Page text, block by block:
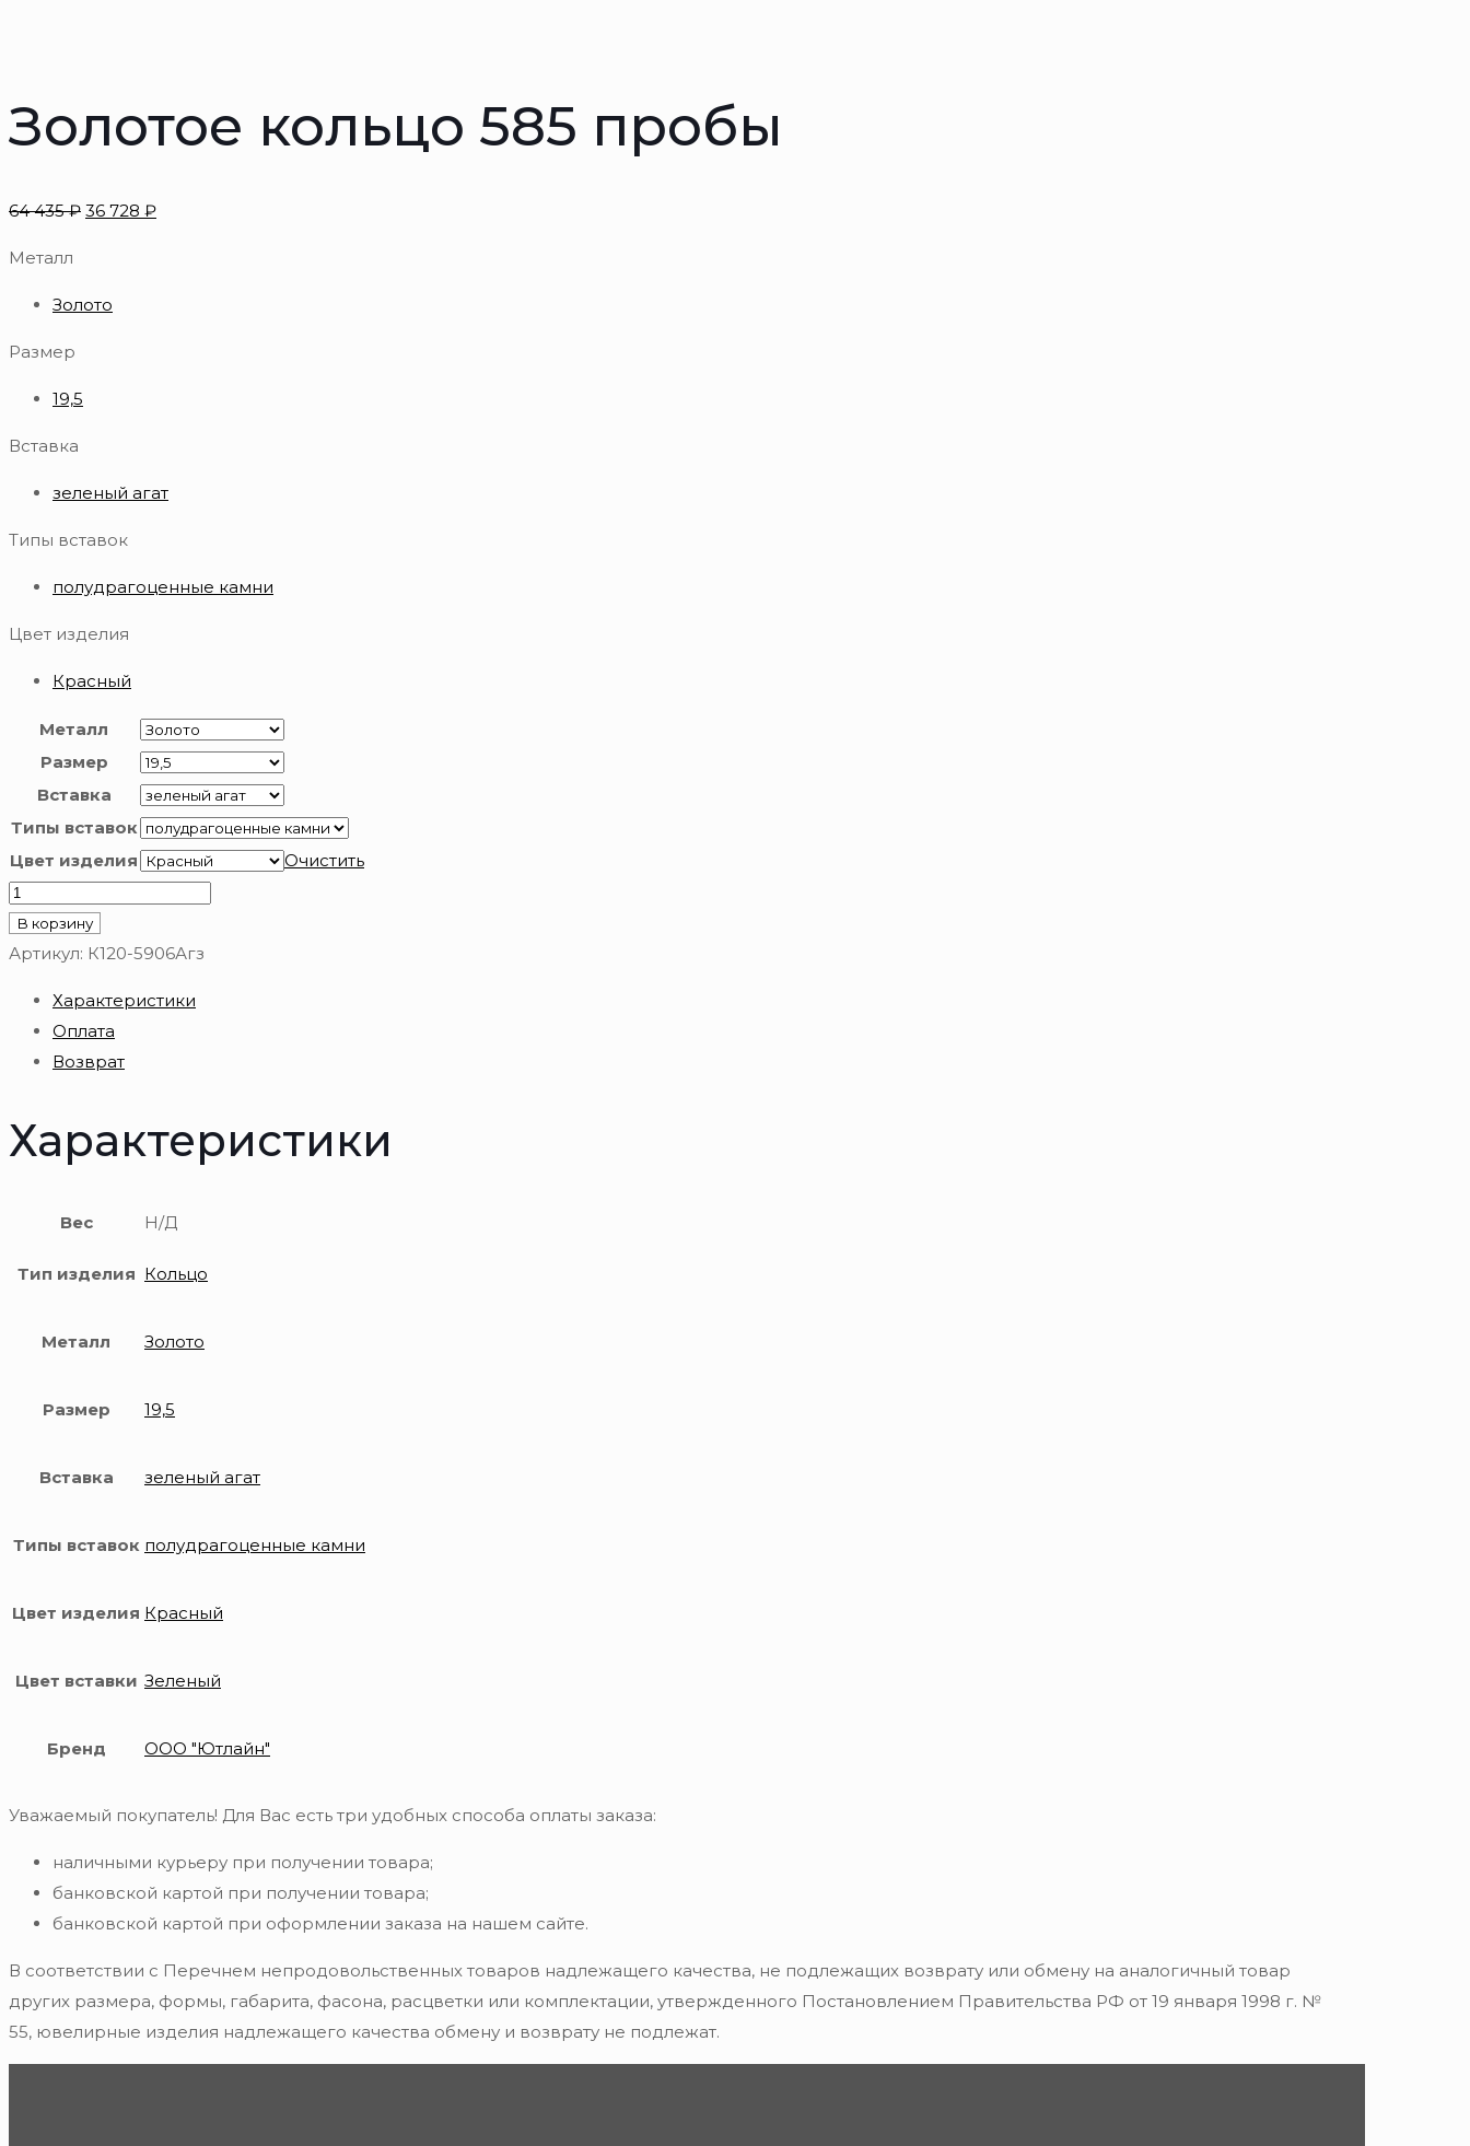
Золотое кольцо 585 пробы
64 435₽ 36 728 ₽
Металл
Золото
Размер
19,5
Вставка
зеленый агат
Типы вставок
полудрагоценные камни
Цвет изделия
Красный
Металл
Размер
Вставка
Типы вставок
Цвет изделия
Очистить
Количество
товара
Золотое
пробы
В корзину
Артикул: К120-5906Агз
Характеристики
Оплата
Возврат
Характеристики
Вес Н/Д
Тип изделия Кольцо
Металл Золото
Размер 19,5
Вставка зеленый агат
Типы вставок полудрагоценные камни
Цвет изделия Красный
Цвет вставки Зеленый
Бренд ООО "Ютлайн"
Уважаемый покупатель! Для Вас есть три удобных способа оплаты заказа:
наличными курьеру при получении товара;
банковской картой при получении товара;
банковской картой при оформлении заказа на нашем сайте.
В соответствии с Перечнем непродовольственных товаров надлежащего качества, не подлежащих возврату или обмену на аналогичный товар
других размера, формы, габарита, фасона, расцветки или комплектации, утвержденного Постановлением Правительства РФ от 19 января 1998 г. №
55, ювелирные изделия надлежащего качества обмену и возврату не подлежат.